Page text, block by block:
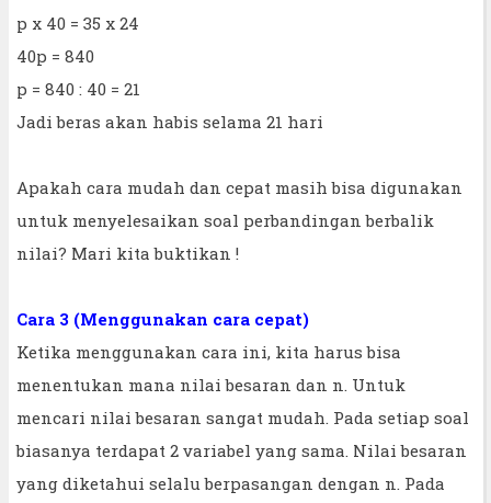
p x 40 = 35 x 24
40p = 840
p = 840 : 40 = 21
Jadi beras akan habis selama 21 hari
Apakah cara mudah dan cepat masih bisa digunakan
untuk menyelesaikan soal perbandingan berbalik
nilai? Mari kita buktikan !
Cara 3 (Menggunakan cara cepat)
Ketika menggunakan cara ini, kita harus bisa
menentukan mana nilai besaran dan n. Untuk
mencari nilai besaran sangat mudah. Pada setiap soal
biasanya terdapat 2 variabel yang sama. Nilai besaran
yang diketahui selalu berpasangan dengan n. Pada